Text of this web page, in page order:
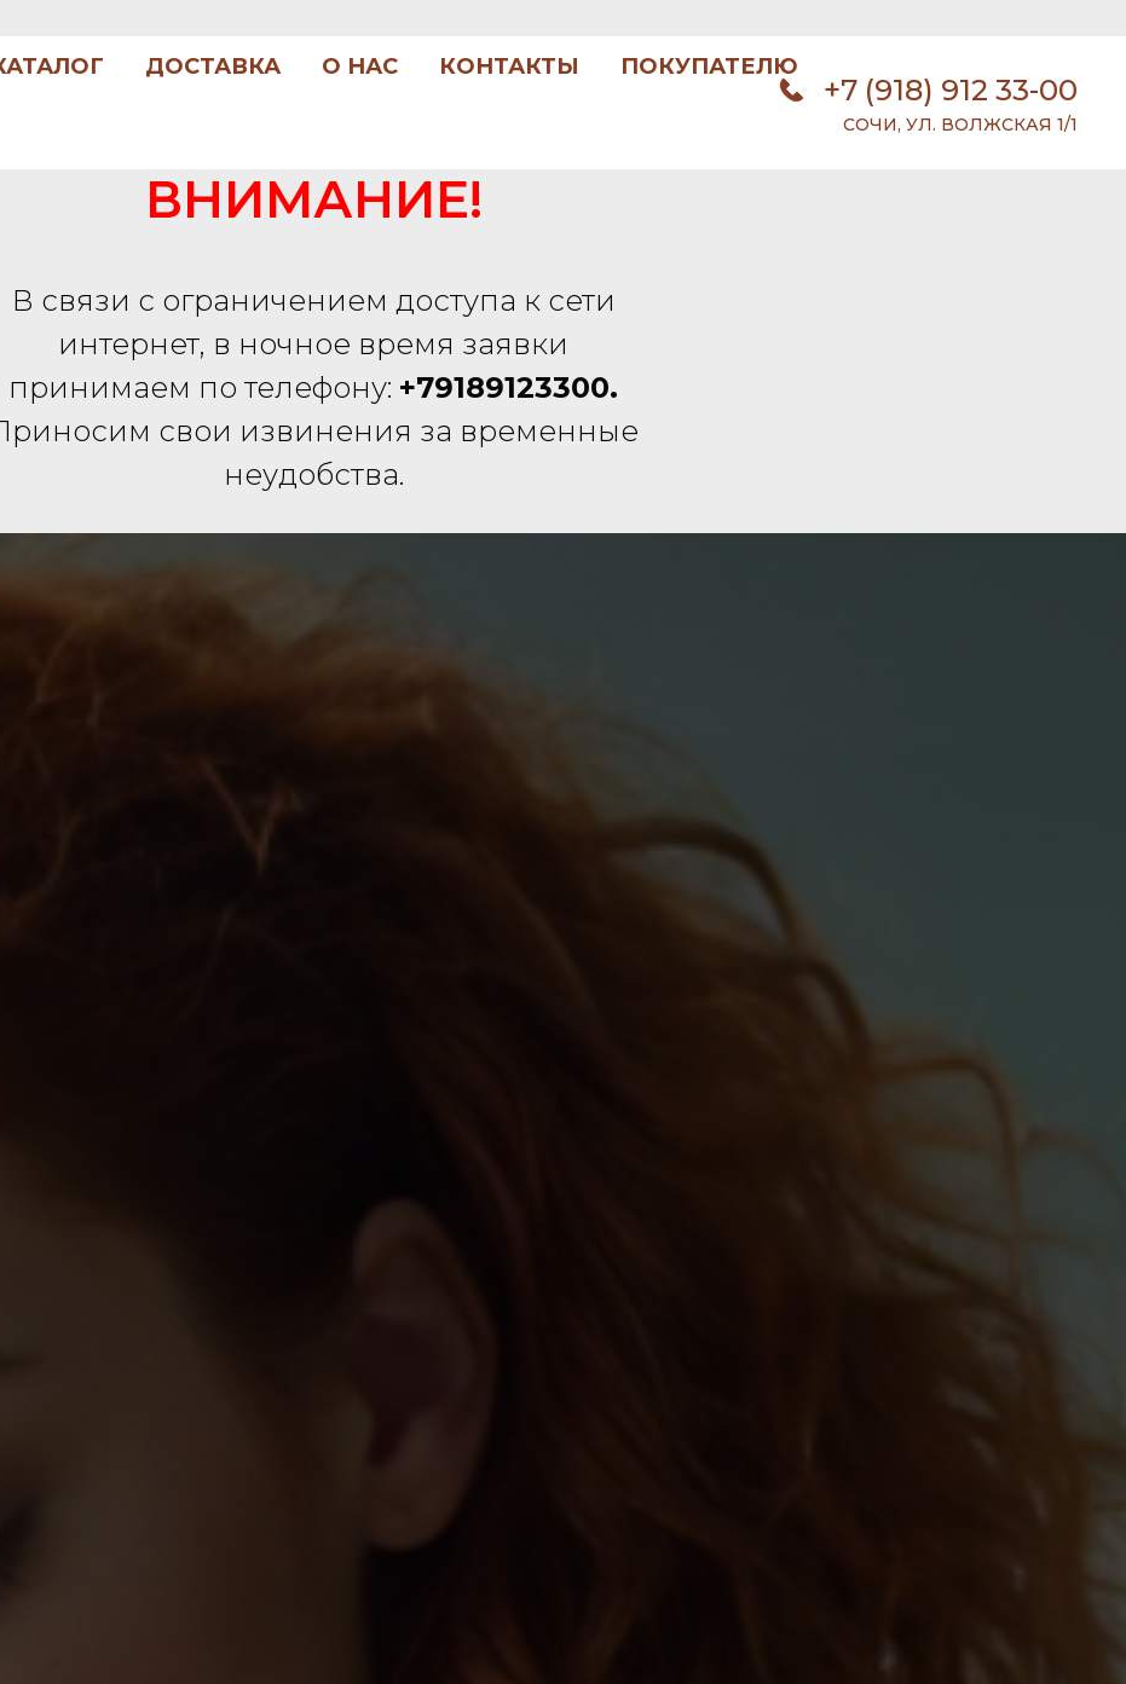
ДОСТАВКА О НАС КОНТАКТЫ ПОКУПАТЕЛЮ
+7 (918) 912 33-00
СОЧИ, УЛ. ВОЛЖСКАЯ 1/1
ВНИМАНИЕ!
В связи с ограничением доступа к сети
интернет, в ночное время заявки
принимаем по телефону: +79189123300.
свои извинения за временные
неудобства.